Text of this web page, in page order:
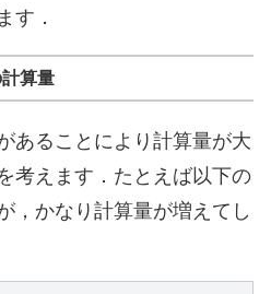
す．
算量
あることにより計算量が大
考えます．たとえば以下の
，かなり計算量が増えてし